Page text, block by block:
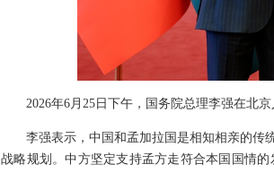
2026年6月25日下午，国务院总理李强在北
李强表示，中国和孟加拉国是相知相亲的传
战略规划。中方坚定支持孟方走符合本国国情